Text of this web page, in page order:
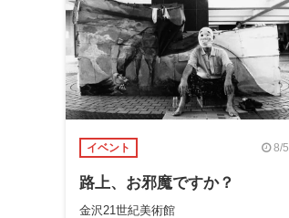
イベント 8/5
路上、お邪魔ですか？
金沢21世紀美術館